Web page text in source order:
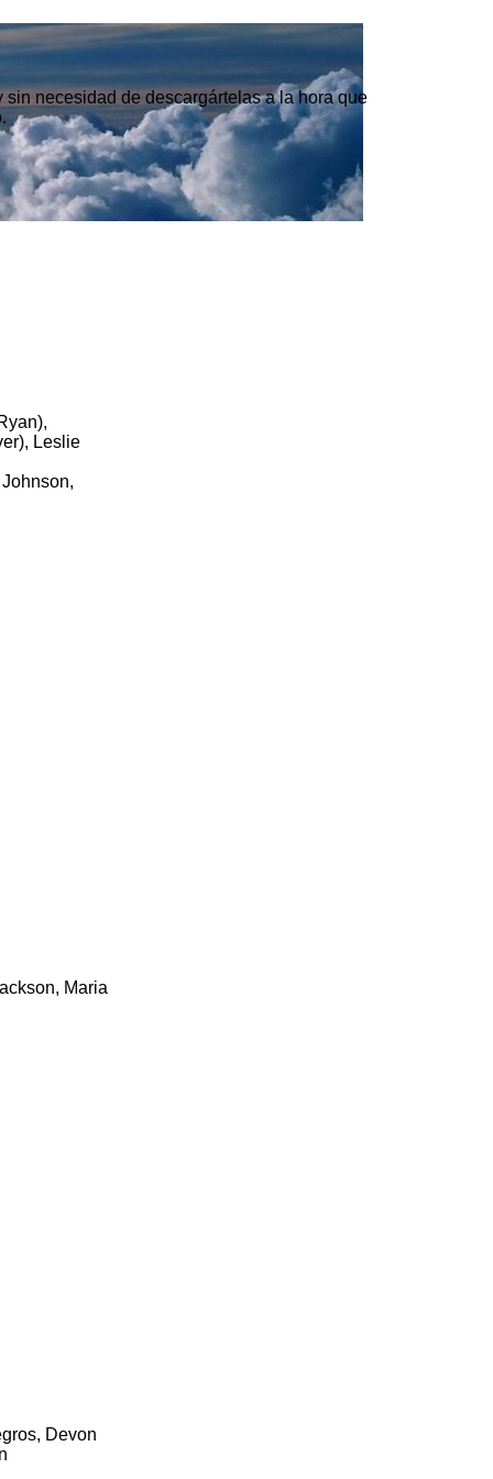
necesidad de descargártelas a la hora que
Leslie
Maria
Devon